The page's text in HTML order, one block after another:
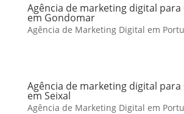
Agência de marketing digital
em Gondomar
Agência de Marketing Digital em
Agência de marketing digital
em Seixal
Agência de Marketing Digital em